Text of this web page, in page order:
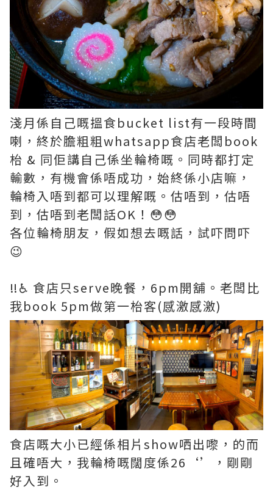
淺月係自己嘅搵食bucket list有一段時間
喇，終於膽粗粗whatsapp食店老闆book
枱 & 同佢講自己係坐輪椅嘅。同時都打定
輸數，有機會係唔成功，始終係小店嘛，
輪椅入唔到都可以理解嘅。估唔到，估唔
到，估唔到老闆話OK！😳😳
各位輪椅朋友，假如想去嘅話，試吓問吓
😉
‼️♿️ 食店只serve晚餐，6pm開舖。老闆比
我book 5pm做第一枱客(感激感激)
食店嘅大小已經係相片show哂出嚟，的而
且確唔大，我輪椅嘅闊度係26‘’，剛剛
好入到。